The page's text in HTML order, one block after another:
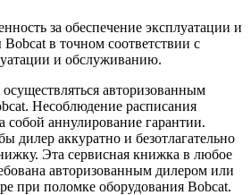
за обеспечение эксплуатации и
в точном соответствии с
и обслуживанию.
авторизованным
Несоблюдение расписания
собой аннулирование гарантии.
дилер аккуратно и безотлагательно
Эта сервисная книжка в любое
авторизованным дилером или
при поломке оборудования Bobcat.